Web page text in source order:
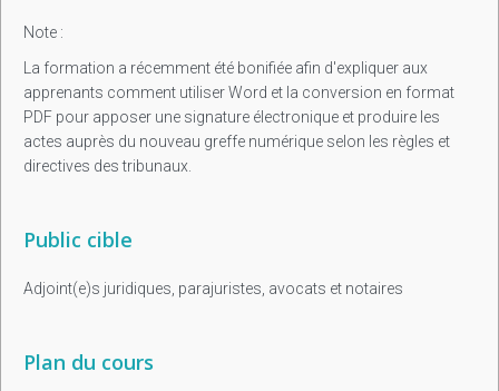
Note :
La formation a récemment été bonifiée afin d'expliquer aux
apprenants comment utiliser Word et la conversion en format
PDF pour apposer une signature électronique et produire les
actes auprès du nouveau greffe numérique selon les règles et
directives des tribunaux.
Public cible
Adjoint(e)s juridiques, parajuristes, avocats et notaires
Plan du cours